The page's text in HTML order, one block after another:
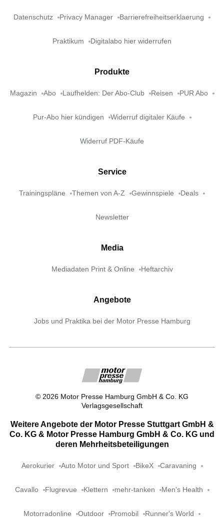
Datenschutz Privacy Manager Barrierefreiheitserklaerung
Praktikum Digitalabo hier widerrufen
Produkte
Magazin Abo Laufhelden: Der Abo-Club Reisen PUR Abo
Pur-Abo hier kündigen Widerruf digitaler Käufe
Widerruf PDF-Käufe
Service
Trainingspläne Themen von A-Z Gewinnspiele Deals
Newsletter
Media
Mediadaten Print & Online Heftarchiv
Angebote
Jobs und Praktika bei der Motor Presse Hamburg
© 2026 Motor Presse Hamburg GmbH & Co. KG
Verlagsgesellschaft
Weitere Angebote der Motor Presse Stuttgart GmbH &
Co. KG & Motor Presse Hamburg GmbH & Co. KG und
deren Mehrheitsbeteiligungen
Aerokurier Auto Motor und Sport BikeX Caravaning
Cavallo Flugrevue Klettern mehr-tanken Men's Health
Motorradonline Outdoor Promobil Runner's World